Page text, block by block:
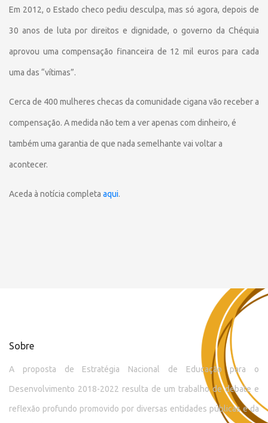
Em 2012, o Estado checo pediu desculpa, mas só agora, depois de
30 anos de luta por direitos e dignidade, o governo da Chéquia
aprovou uma compensação financeira de 12 mil euros para cada
uma das “vítimas”.
Cerca de 400 mulheres checas da comunidade cigana vão receber a
compensação. A medida não tem a ver apenas com dinheiro, é
também uma garantia de que nada semelhante vai voltar a
acontecer.
Aceda à notícia completa aqui.
Sobre
A proposta de Estratégia Nacional de Educação para o
Desenvolvimento 2018-2022 resulta de um trabalho de debate e
reflexão profundo promovido por diversas entidades públicas e da